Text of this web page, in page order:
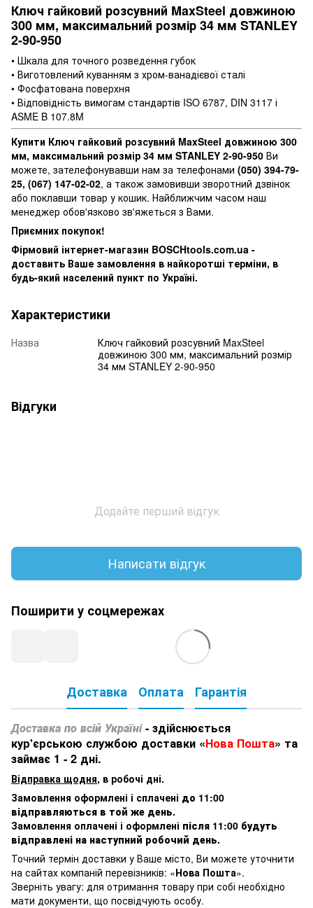
Ключ гайковий розсувний MaxSteel довжиною
300 мм, максимальний розмір 34 мм STANLEY
2-90-950
• Шкала для точного розведення губок
• Виготовлений куванням з хром-ванадієвої сталі
• Фосфатована поверхня
• Відповідність вимогам стандартів ISO 6787, DIN 3117 і
ASME B 107.8M
Купити Ключ гайковий розсувний MaxSteel довжиною 300
мм, максимальний розмір 34 мм STANLEY 2-90-950 Ви
можете, зателефонувавши нам за телефонами (050) 394-79-
25, (067) 147-02-02, а також замовивши зворотний дзвінок
або поклавши товар у кошик. Найближчим часом наш
менеджер обов'язково зв'яжеться з Вами.
Приємних покупок!
Фірмовий інтернет-магазин BOSCHtools.com.ua -
доставить Ваше замовлення в найкоротші терміни, в
будь-який населений пункт по Україні.
Характеристики
Назва
Ключ гайковий розсувний MaxSteel
довжиною 300 мм, максимальний розмір
34 мм STANLEY 2-90-950
Відгуки
Додайте перший відгук
Написати відгук
Поширити у соцмережах
Доставка Оплата Гарантія
Доставка по всій Україні - здійснюється
кур'єрською службою доставки «Нова Пошта» та
займає 1 - 2 дні.
Відправка щодня, в робочі дні.
Замовлення оформлені і сплачені до 11:00
відправляються в той же день.
Замовлення оплачені і оформлені після 11:00 будуть
відправлені на наступний робочий день.
Точний термін доставки у Ваше місто, Ви можете уточнити
на сайтах компаній перевізників: «Нова Пошта».
Зверніть увагу: для отримання товару при собі необхідно
мати документи, що посвідчують особу.